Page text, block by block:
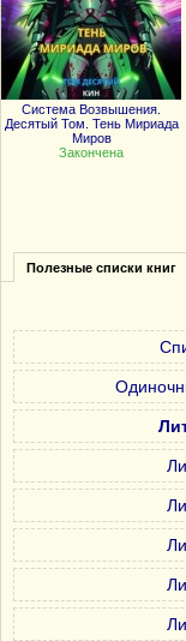
Система Возвышения.
Десятый Том. Тень Мириада
Миров
Закончена
Полезные списки книг